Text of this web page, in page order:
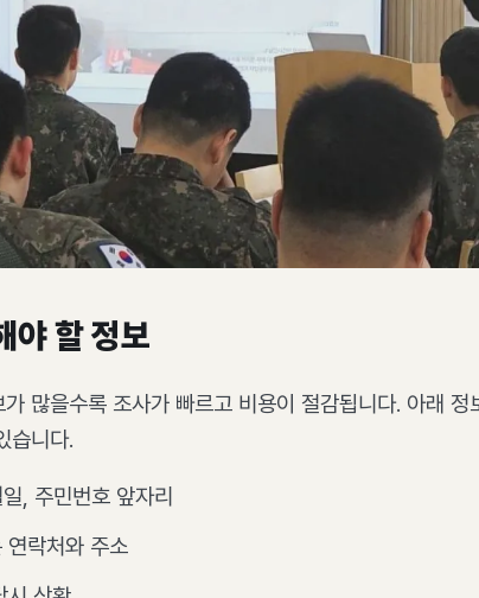
야 할 정보
많을수록 조사가 빠르고 비용이 절감됩니다. 아래
습니다.
, 주민번호 앞자리
연락처와 주소